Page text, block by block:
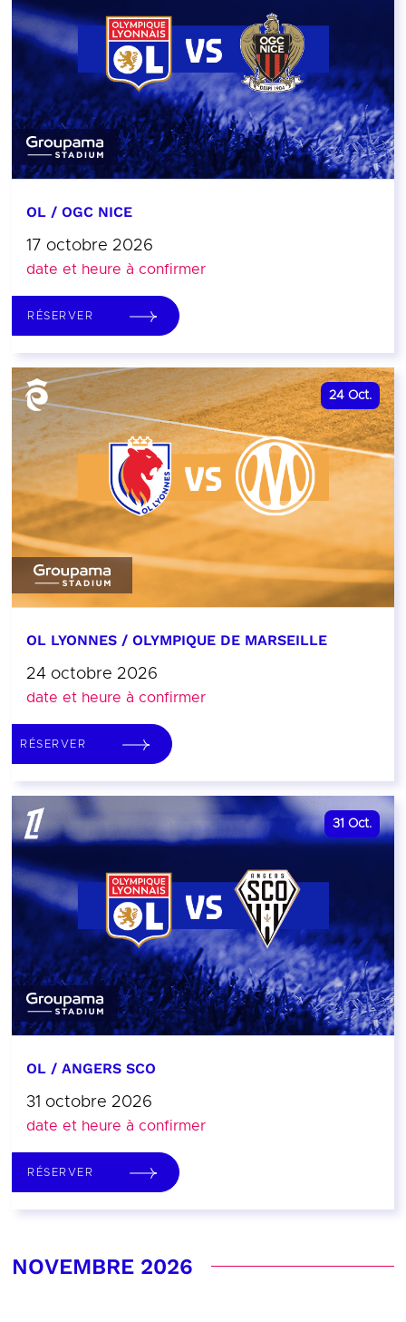
OL / OGC NICE
17 octobre 2026
date et heure à confirmer
RÉSERVER
24 Oct.
OL LYONNES / OLYMPIQUE DE MARSEILLE
24 octobre 2026
date et heure à confirmer
RÉSERVER
31 Oct.
OL / ANGERS SCO
31 octobre 2026
date et heure à confirmer
RÉSERVER
NOVEMBRE 2026